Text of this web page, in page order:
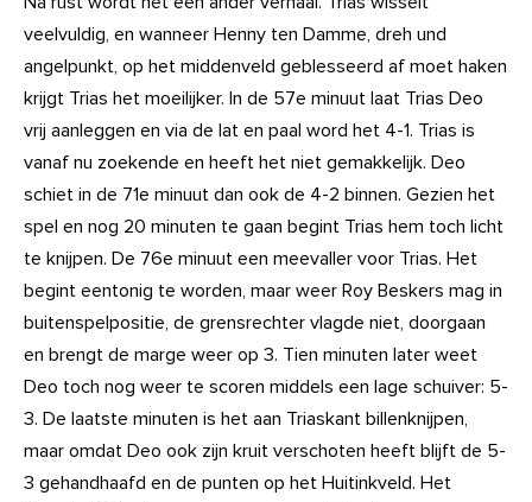
veelvuldig, en wanneer Henny ten Damme, dreh und
angelpunkt, op het middenveld geblesseerd af moet haken
krijgt Trias het moeilijker. In de 57e minuut laat Trias Deo
vrij aanleggen en via de lat en paal word het 4-1. Trias is
vanaf nu zoekende en heeft het niet gemakkelijk. Deo
schiet in de 71e minuut dan ook de 4-2 binnen. Gezien het
spel en nog 20 minuten te gaan begint Trias hem toch licht
te knijpen. De 76e minuut een meevaller voor Trias. Het
begint eentonig te worden, maar weer Roy Beskers mag in
buitenspelpositie, de grensrechter vlagde niet, doorgaan
en brengt de marge weer op 3. Tien minuten later weet
Deo toch nog weer te scoren middels een lage schuiver: 5-
3. De laatste minuten is het aan Triaskant billenknijpen,
maar omdat Deo ook zijn kruit verschoten heeft blijft de 5-
3 gehandhaafd en de punten op het Huitinkveld. Het